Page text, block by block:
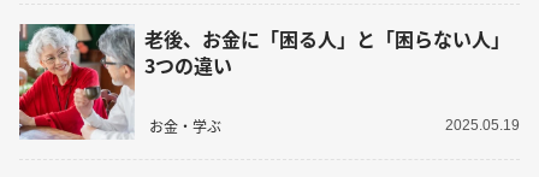
老後、お金に「困る人」と「困らない人」
3つの違い
お金・学ぶ 2025.05.19